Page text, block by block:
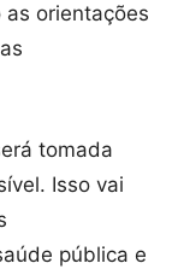
orientações
tomada
Isso vai
pública e